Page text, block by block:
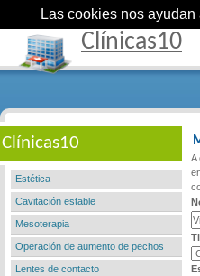
Clínicas10
Clínicas10
Estética
Cavitación estable
Mesoterapia
Operación de aumento de pechos
Lentes de contacto
A
Las cookies nos